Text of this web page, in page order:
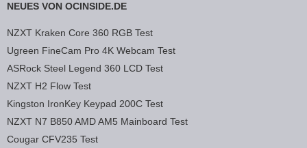
NEUES VON OCINSIDE.DE
NZXT Kraken Core 360 RGB Test
Ugreen FineCam Pro 4K Webcam Test
ASRock Steel Legend 360 LCD Test
NZXT H2 Flow Test
Kingston IronKey Keypad 200C Test
NZXT N7 B850 AMD AM5 Mainboard Test
Cougar CFV235 Test